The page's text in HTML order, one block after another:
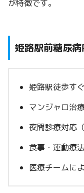
が特徴です。
姫路駅前糖尿
姫路駅徒歩す
マンジャロ治
夜間診療対応
食事・運動療
医療チームに